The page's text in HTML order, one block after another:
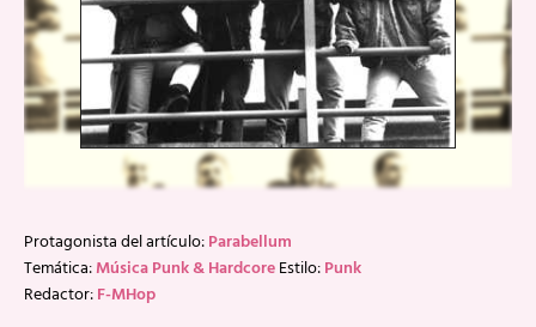
Protagonista del artículo:Parabellum
Temática:Música Punk & HardcoreEstilo:Punk
Redactor:F-MHop